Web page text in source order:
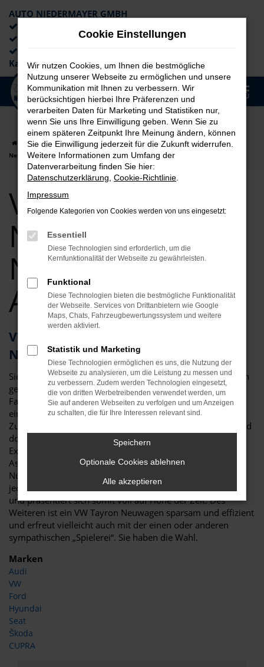
Zum
Hauptinhalt
springen
AUTO NIEDERMAYER GMBH
Lieferung an die Haustür
Kaufabwicklung
MENÜ
Startseite Nürnberg VW VW Tayron
VW Tayron für Nürnberg
Neuwagen Top Angebote
VW Tayron für
Nürnberg
Neuwagen Top
Angebote
VW Tayron – als Neuwagen für
Nürnberg kaum zu toppen
Sicher haben Sie schon viel über den VW Tayron Neuwagen
gelesen und festgestellt, dass es kaum ein geeigneteres
Fahrzeug für Nürnberg und Umgebung gibt. Da ist zum
einen die überzeugende Optik, die klar und deutlich die
Zugehörigkeit zur Modellfamilie von VW erkennen lässt und
doch eigenständig ausfällt. Da sind aber auch die vielen
Extras der aktuellen Modellgeneration und die
Assistenzsysteme. Für einen VW Tayron Neuwagen in
Nürnberg sprich in erster Linie der Sicherheitsaspekt. Mit
jeder Generation hat das Fahrzeug neue Technik erhalten
und präsentiert sich somit voll auf Höhe der Zeit. Des
Weiteren ist ein VW Tayron Neuwagen sparsam und effizient
und erfreut vielleicht auch mit der einen oder anderen
sympathischen „Spielerei“. Sie haben die Wahl.
Marken
Audi
VW
Ford
Hyundai
Seat
Škoda
CUPRA
Cookie Einstellungen
Wir nutzen Cookies, um Ihnen die bestmögliche
Nutzung unserer Webseite zu ermöglichen und unsere
Kommunikation mit Ihnen zu verbessern. Wir
berücksichtigen hierbei Ihre Präferenzen und
verarbeiten Daten für Marketing und Statistiken nur,
wenn Sie uns Ihre Einwilligung geben. Wenn Sie zu
einem späteren Zeitpunkt Ihre Meinung ändern, können
Sie die Einwilligung jederzeit für die Zukunft widerrufen.
Weitere Informationen zum Umfang der
Datenverarbeitung finden Sie hier:
Datenschutzerklärung Cookie-Richtlinie
Impressum
Folgende Kategorien von Cookies werden von uns eingesetzt:
Essentiell
Diese Technologien sind erforderlich, um die
Kernfunktionalität der Webseite zu gewährleisten.
Funktional
Diese Technologien bieten die bestmögliche Funktionalität
der Webseite. Services von Drittanbietern wie Google
Maps, Chats, Fahrzeugbewertungssystem und weitere
werden aktiviert.
Statistik und Marketing
Diese Technologien ermöglichen es uns, die Nutzung der
Webseite zu analysieren, um die Leistung zu messen und
zu verbessern. Zudem werden Technologien eingesetzt,
die von dritten Werbetreibenden verwendet werden, um
Sie auf anderen Webseiten zu verfolgen und um Anzeigen
zu schalten, die für Ihre Interessen relevant sind.
Speichern
Optionale Cookies ablehnen
Alle akzeptieren